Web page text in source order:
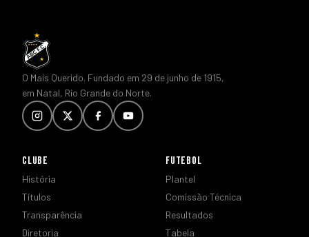
O Mais Querido. Fundado em 29 de junho de 1915,
em Natal, Rio Grande do Norte.
CLUBE
História
Títulos
Transparência
Diretoria
FUTEBOL
Plantel
Comissão Técnica
Resultados
Tabela